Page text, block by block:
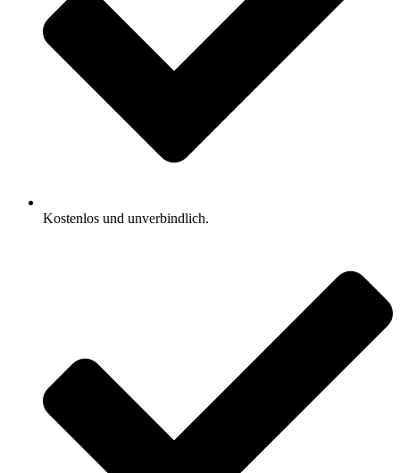
Kostenlos und unverbindlich.